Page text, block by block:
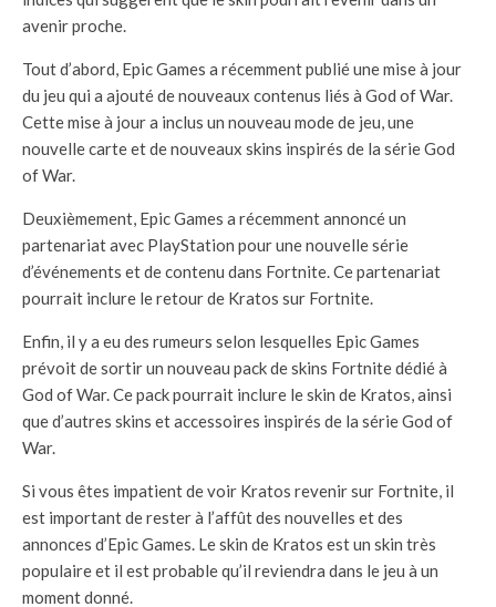
avenir proche.
Tout d’abord, Epic Games a récemment publié une mise à jour
du jeu qui a ajouté de nouveaux contenus liés à God of War.
Cette mise à jour a inclus un nouveau mode de jeu, une
nouvelle carte et de nouveaux skins inspirés de la série God
of War.
Deuxièmement, Epic Games a récemment annoncé un
partenariat avec PlayStation pour une nouvelle série
d’événements et de contenu dans Fortnite. Ce partenariat
pourrait inclure le retour de Kratos sur Fortnite.
Enfin, il y a eu des rumeurs selon lesquelles Epic Games
prévoit de sortir un nouveau pack de skins Fortnite dédié à
God of War. Ce pack pourrait inclure le skin de Kratos, ainsi
que d’autres skins et accessoires inspirés de la série God of
War.
Si vous êtes impatient de voir Kratos revenir sur Fortnite, il
est important de rester à l’affût des nouvelles et des
annonces d’Epic Games. Le skin de Kratos est un skin très
populaire et il est probable qu’il reviendra dans le jeu à un
moment donné.